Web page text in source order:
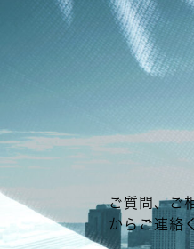
ご質問、ご
からご連絡